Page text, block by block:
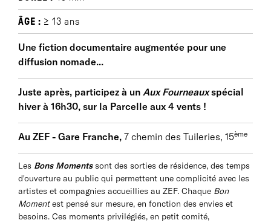
Basée à Marseille depuis 2004, volontairement hors
des grandes routes,ClaraLePicardconsidère la
rencontre avec le public comme le laboratoire d’un
autre monde possible. Autrice, metteuse en scène,
décoratifs de Paris section scénographie, partisane
d’un théâtre tout terrain, ClaraLePicard conçoit aussi
opus plus légers, capables d’investir appartements,
culturel pour aborder les sujets qui travaillent notre
société et expérimenter un commun grâce à la fiction
théâtrale.
ÂGE : ≥ 13 ans
Une fiction documentaire augmentée pour une
diffusion nomade...
Juste après, participez à un Aux Fourneauxspécial
hiver à 16h30, sur la Parcelle aux 4 vents !
Au ZEF - Gare Franche, 7 chemin des Tuileries, 15ème
Les Bons Momentssont des sorties de résidence, des temps
d'ouverture au public qui permettent une complicité avec les
artistes et compagnies accueillies au ZEF. Chaque Bon
Momentest pensé sur mesure, en fonction des envies et
besoins. Ces moments privilégiés, en petit comité,